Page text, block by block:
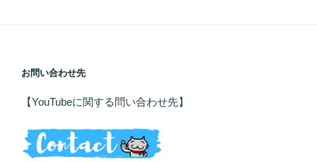
お問い合わせ先
【YouTubeに関する問い合わせ先】